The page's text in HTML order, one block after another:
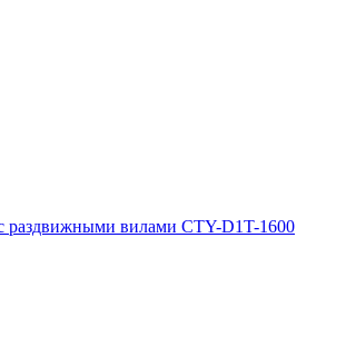
раздвижными вилами CTY-D1T-1600